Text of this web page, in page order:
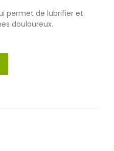
permet de lubrifier et
douloureux.